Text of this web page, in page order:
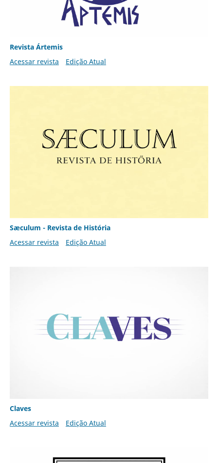
Revista Ártemis
Acessar revista
Edição Atual
Sæculum - Revista de História
Acessar revista
Edição Atual
Claves
Acessar revista
Edição Atual